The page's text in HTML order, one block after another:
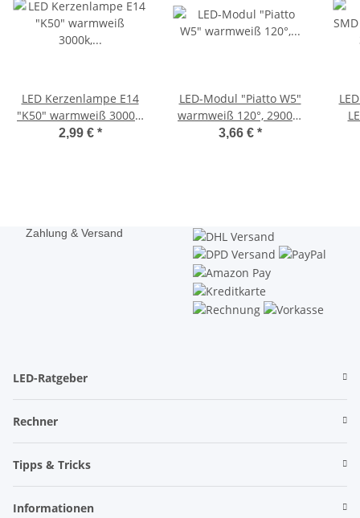
LED Kerzenlampe E14
"K50" warmweiß 3000k,
400lm, 230V/5W
2,99 € *
LED-Modul "Piatto W5"
warmweiß 120°, 2900K,
230V, 5W, 390lm,
3,66 € *
Zahlung & Versand
LED-Ratgeber
Rechner
Tipps & Tricks
Informationen